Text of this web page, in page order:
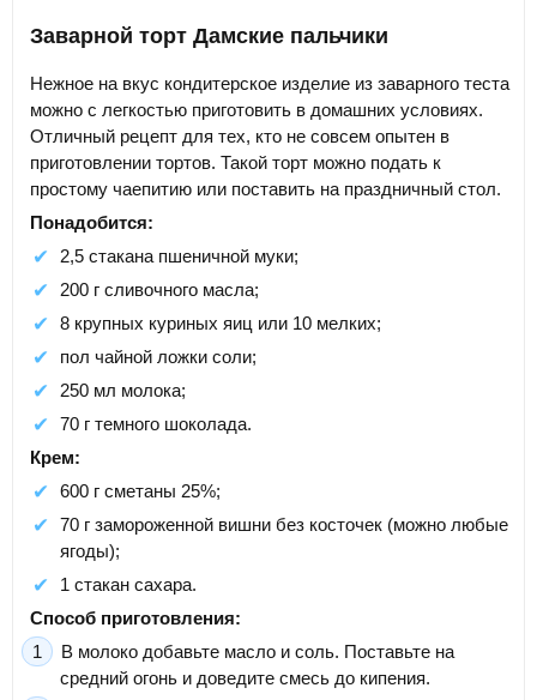
Заварной торт Дамские пальчики
Нежное на вкус кондитерское изделие из заварного теста
можно с легкостью приготовить в домашних условиях.
Отличный рецепт для тех, кто не совсем опытен в
приготовлении тортов. Такой торт можно подать к
простому чаепитию или поставить на праздничный стол.
Понадобится:
2,5 стакана пшеничной муки;
200 г сливочного масла;
8 крупных куриных яиц или 10 мелких;
пол чайной ложки соли;
250 мл молока;
70 г темного шоколада.
Крем:
600 г сметаны 25%;
70 г замороженной вишни без косточек (можно любые
ягоды);
1 стакан сахара.
Способ приготовления:
В молоко добавьте масло и соль. Поставьте на
средний огонь и доведите смесь до кипения.